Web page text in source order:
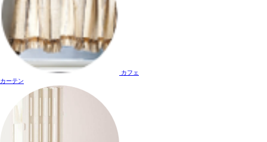
カフェ
カーテン